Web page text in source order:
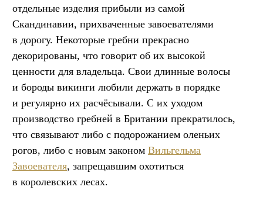
отдельные изделия прибыли из самой
Скандинавии, прихваченные завоевателями
в дорогу. Некоторые гребни прекрасно
декорированы, что говорит об их высокой
ценности для владельца. Свои длинные волосы
и бороды викинги любили держать в порядке
и регулярно их расчёсывали. С их уходом
производство гребней в Британии прекратилось,
что связывают либо с подорожанием оленьих
рогов, либо с новым законом Вильгельма
Завоевателя, запрещавшим охотиться
в королевских лесах.